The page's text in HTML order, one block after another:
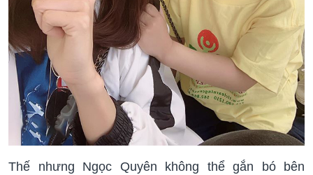
Thế nhưng Ngọc Quyên không thể gắn bó bên